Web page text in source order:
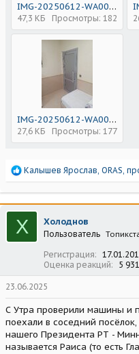
IMG-20250612-WA0046.jpg
47,3 КБ Просмотры: 182
IMG-20250612-WA0048.jpg
27,6 КБ Просмотры: 177
Р
а
к
ц
и
и
Калышев Ярослав, ORAS,
Х Холоднов
Пользователь
Регистрация
Оценка реакций
5 931
23.06.2025
С Утра проверили машины и
поехали в соседний
нашего Президента РТ -
называется Раиса (то есть